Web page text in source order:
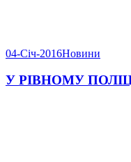
04-Січ-2016Новини
У РІВНОМУ